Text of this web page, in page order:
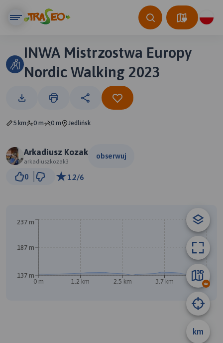
INWA Mistrzostwa Europy
Nordic Walking 2023
5 km 0 m 0 m Jedlińsk
Arkadiusz Kozak
arkadiuszkozak3
obserwuj
0 1.2/6
km
0 m 1.2 km 2.5 km 3.7 km 5 km
137 m
187 m
237 m